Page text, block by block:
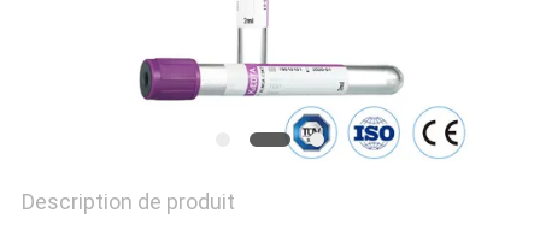
Description de produit